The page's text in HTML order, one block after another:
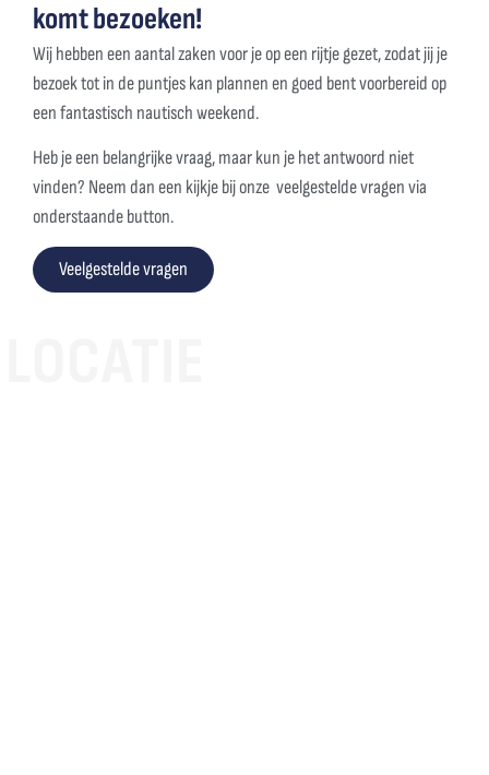
komt bezoeken!
Wij hebben een aantal zaken voor je op een rijtje gezet, zodat jij je
bezoek tot in de puntjes kan plannen en goed bent voorbereid op
een fantastisch nautisch weekend.
Heb je een belangrijke vraag, maar kun je het antwoord niet
vinden? Neem dan een kijkje bij onze veelgestelde vragen via
onderstaande button.
Veelgestelde vragen